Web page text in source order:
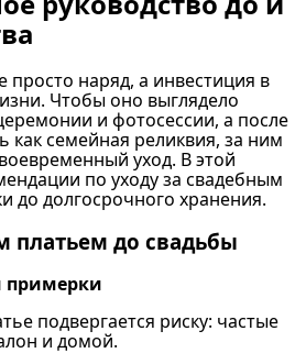
наряд, а инвестиция в
Чтобы оно выглядело
и фотосессии, а после
как семейная реликвия, за ним
уход. В этой
по уходу за свадебным
до долгосрочного хранения.
платьем до свадьбы
примерки
подвергается риску: частые
и домой.